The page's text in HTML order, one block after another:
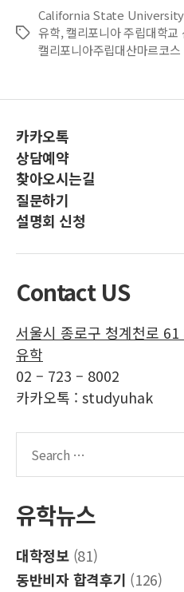
Tags
California State
유학,캘리포니아 주립대학교
캘리포니아주립대산마르코스
카카오톡
상담예약
찾아오시는길
질문하기
설명회 신청
Contact US
서울시 종로구 청계천로
유학
02 – 723 – 8002
카카오톡 : studyuhak
유학뉴스
대학정보(81)
동반비자 합격후기 (126)